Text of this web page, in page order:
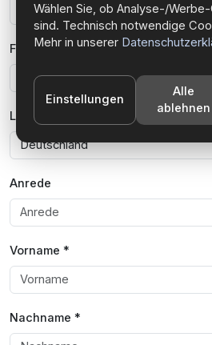
Firmenname *
Land
Anrede
Vorname *
Nachname *
Wählen Sie, ob Analyse-/
sind. Technisch notwendige
Mehr in unserer
Einstellungen
Alle
ablehnen